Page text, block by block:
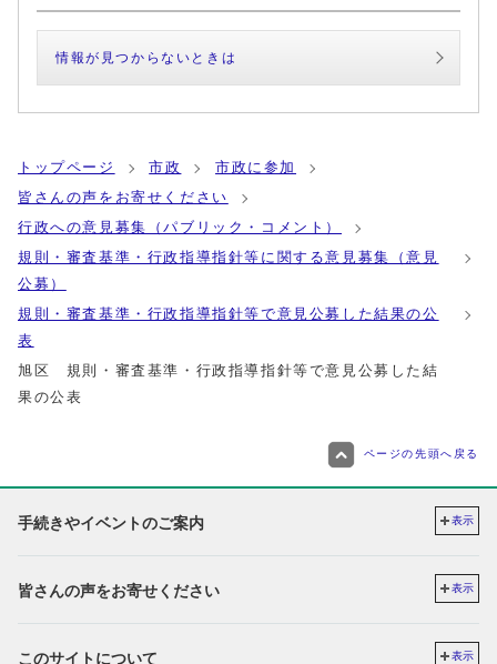
情報が見つからないときは
トップページ 市政
市政に参加
皆さんの声をお寄せください
行政への意見募集（パブリック・コメント）
規則・審査基準・行政指導指針等に関する意見募集（意見
公募）
規則・審査基準・行政指導指針等で意見公募した結果の公
表
旭区 規則・審査基準・行政指導指針等で意見公募した結
果の公表
ページの先頭へ戻る
手続きやイベントのご案内 表示
皆さんの声をお寄せください 表示
このサイトについて 表示